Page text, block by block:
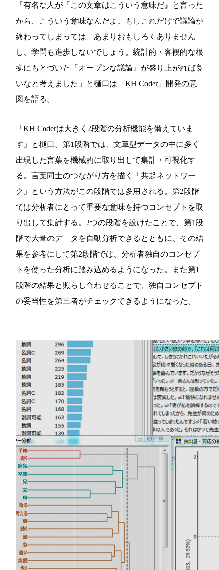
「有名な人が『この文章はこういう意味だ』と言った
から、こういう意味なんだよ。もしこれだけで議論が
終わってしまっては、あまりおもしろくありません
し、学問も進歩しないでしょう。統計的・客観的な根
拠にもとづいた『オープンな議論』が盛り上がれば良
いなと考えました」と樋口は「KH Coder」開発の意
図を語る。
「KH Coderは大きく2段階の分析機能を備えていま
す」と樋口。第1段階では、文章型データの中に多く
出現した言葉を機械的に取り出して集計・可視化す
る。言葉同士のつながり方を描く「共起ネットワー
ク」という方法がこの段階では多用される。第2段階
では分析者にとって重要な意味を持つコンセプトを取
り出して集計する。2つの段階を設けたことで、第1段
階で大量のデータを自動分析できるとともに、その結
果を参考にして第2段階では、分析者独自のコンセプ
トを使った分析に踏み込めるようになった。また第1
段階の結果と照らし合わせることで、独自コンセプト
の妥当性を第三者がチェックできるようになった。